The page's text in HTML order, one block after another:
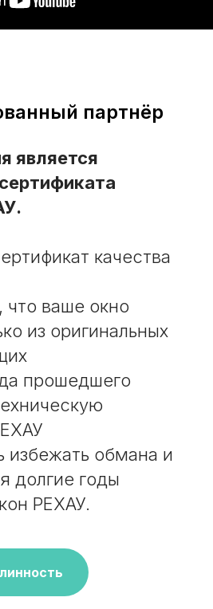
партнёр
является
качества
что ваше окно
из оригинальных
прошедшего
избежать обмана и
долгие годы
РЕХАУ.